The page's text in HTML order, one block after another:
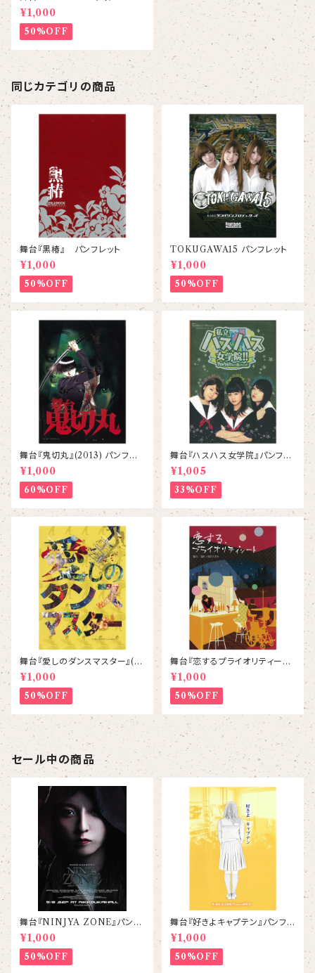
まりに君に逢いにいく〜』パンフ
レット
¥1,000
50%OFF
同じカテゴリの商品
舞台『黒椿』 パンフレット
¥1,000
50%OFF
TOKUGAWA15 パンフレット
¥1,000
50%OFF
舞台『鬼切丸』(2013) パンフレッ
ト
¥1,000
60%OFF
舞台『ハスハス女学院』パンフレ
ット
¥1,005
33%OFF
舞台『愛しのダンスマスター』(2
014) パンフレット
¥1,000
50%OFF
舞台『恋するプライオリティーシ
ート』パンフレット
¥1,000
50%OFF
セール中の商品
舞台『NINJYA ZONE』パンフ
レット
¥1,000
50%OFF
舞台『好きよキャプテン』パンフレ
ット
¥1,000
50%OFF